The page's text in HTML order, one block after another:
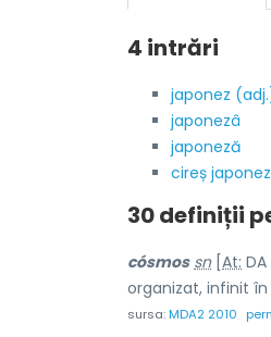
4 intrări
japonez
japonezâ
japoneză
cireș japonez
30 definiții
cósmos sn[ At: DA
organizat, infinit
sursa:MDA2 2010